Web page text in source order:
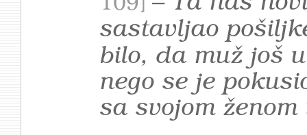
sastavljao
bilo, da muž još
nego se je
sa svojom